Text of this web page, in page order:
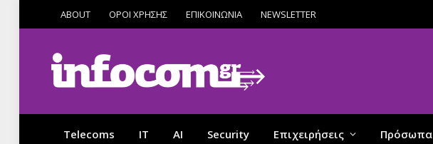
ABOUT ΟΡΟΙ ΧΡΗΣΗΣ ΕΠΙΚΟΙΝΩΝΙΑ NEWSLETTER
Telecoms IT AI Security Επιχειρήσεις Πρόσωπα